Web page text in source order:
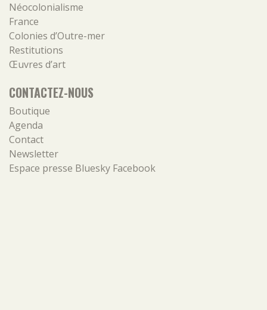
Néocolonialisme
France
Colonies d’Outre-mer
Restitutions
Œuvres d’art
CONTACTEZ-NOUS
Boutique
Agenda
Contact
Newsletter
Espace presse Bluesky Facebook